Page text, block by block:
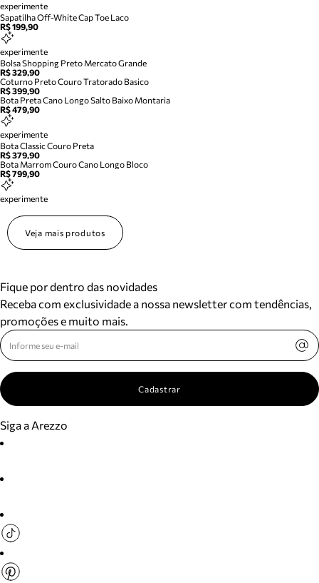
experimente
Sapatilha Off-White Cap Toe Laco
R$ 199,90
experimente
Bolsa Shopping Preto Mercato Grande
R$ 329,90
Coturno Preto Couro Tratorado Basico
R$ 399,90
Bota Preta Cano Longo Salto Baixo Montaria
R$ 479,90
experimente
Bota Classic Couro Preta
R$ 379,90
Bota Marrom Couro Cano Longo Bloco
R$ 799,90
experimente
Veja mais produtos
Fique por dentro das novidades
Receba com exclusividade a nossa newsletter com tendências,
promoções e muito mais.
Cadastrar
Siga a Arezzo